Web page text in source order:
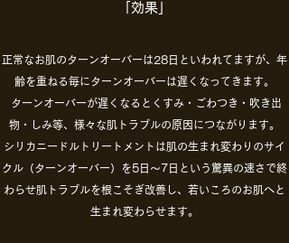
「効果」
正常なお肌のターンオーバーは28日といわれてますが、 年
齢を重ねる毎にターンオーバーは遅くなってきます。
ターンオーバーが遅くなるとくすみ・ごわつき・吹き出
物・しみ等、様々な肌トラブルの原因につながります。
シリカニードルトリートメントは 肌の生まれ変わりのサイ
クル（ターンオーバー）を5日～7日という驚異の速さで終
わらせ肌トラブルを根こそぎ改善し、 若いころのお肌へと
生まれ変わらせます。